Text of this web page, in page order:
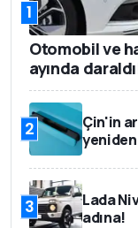
1
Otomobil ve
ayında
2
Çin'in
3
Lada
adına!